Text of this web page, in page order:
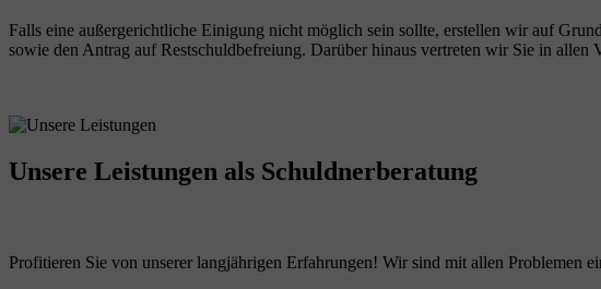
Falls eine außergerichtliche Einigung nicht möglich sein sollte, erstellen wir auf
sowie den Antrag auf Restschuldbefreiung. Darüber hinaus vertreten wir Sie in
Unsere Leistungen als Schuldnerberatung
Profitieren Sie von unserer langjährigen Erfahrungen! Wir sind mit allen Problemen